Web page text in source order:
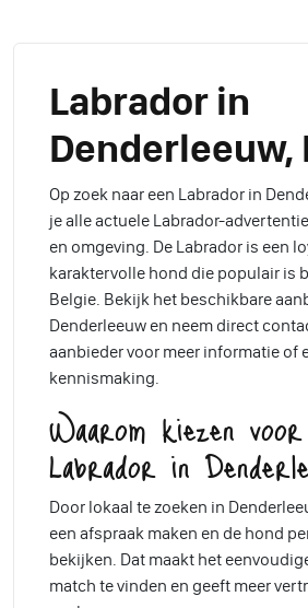
Labrador in
Denderleeuw,
Op zoek naar een Labrador in
je alle actuele Labrador-
en omgeving. De Labrador is een
karaktervolle hond die populair is
Belgie. Bekijk het beschikbare
Denderleeuw en neem direct
aanbieder voor meer informatie of
kennismaking.
Waarom kiezen
Labrador in
Door lokaal te zoeken in
een afspraak maken en de hond
bekijken. Dat maakt het
match te vinden en geeft meer